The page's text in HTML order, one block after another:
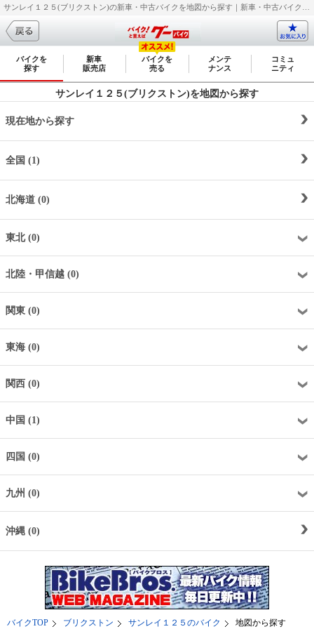
バイクを
探す
新車
販売店
バイクを
売る
メンテ
ナンス
コミュ
ニティ
サンレイ１２５(ブリクストン)を地図から探す
現在地から探す
全国 (1)
北海道 (0)
東北 (0)
北陸・甲信越 (0)
関東 (0)
東海 (0)
関西 (0)
中国 (1)
四国 (0)
九州 (0)
沖縄 (0)
バイクTOP ブリクストン サンレイ１２５のバイク 地図から探す